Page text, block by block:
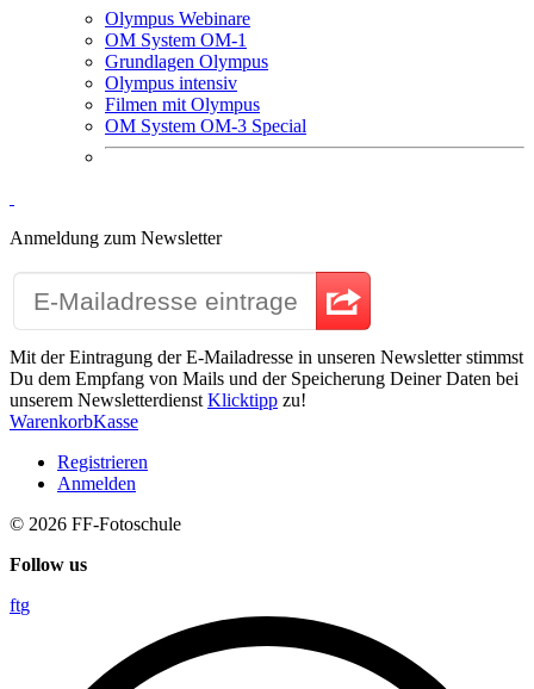
Olympus Webinare
OM System OM-1
Grundlagen Olympus
Olympus intensiv
Filmen mit Olympus
OM System OM-3 Special
Anmeldung zum Newsletter
Mit der Eintragung der E-Mailadresse in unseren Newsletter stimmst
Du dem Empfang von Mails und der Speicherung Deiner Daten bei
unserem Newsletterdienst Klicktipp zu!
WarenkorbKasse
Registrieren
Anmelden
© 2026 FF-Fotoschule
Follow us
ftg